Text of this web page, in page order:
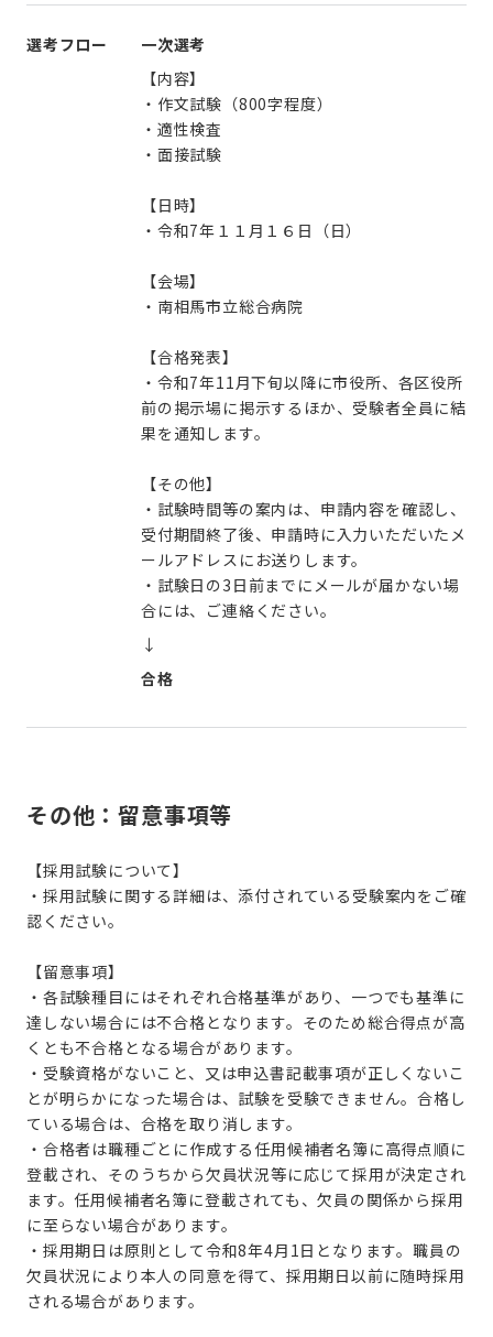
選考フロー
一次選考
【内容】
・作文試験（800字程度）
・適性検査
・面接試験
【日時】
・令和7年１１月１６日（日）
【会場】
・南相馬市立総合病院
【合格発表】
・令和7年11月下旬以降に市役所、各区役所
前の掲示場に掲示するほか、受験者全員に結
果を通知します。
【その他】
・試験時間等の案内は、申請内容を確認し、
受付期間終了後、申請時に入力いただいたメ
ールアドレスにお送りします。
・試験日の3日前までにメールが届かない場
合には、ご連絡ください。
↓
合格
その他：留意事項等
【採用試験について】
・採用試験に関する詳細は、添付されている受験案内をご確
認ください。
【留意事項】
・各試験種目にはそれぞれ合格基準があり、一つでも基準に
達しない場合には不合格となります。そのため総合得点が高
くとも不合格となる場合があります。
・受験資格がないこと、又は申込書記載事項が正しくないこ
とが明らかになった場合は、試験を受験できません。合格し
ている場合は、合格を取り消します。
・合格者は職種ごとに作成する任用候補者名簿に高得点順に
登載され、そのうちから欠員状況等に応じて採用が決定され
ます。任用候補者名簿に登載されても、欠員の関係から採用
に至らない場合があります。
・採用期日は原則として令和8年4月1日となります。職員の
欠員状況により本人の同意を得て、採用期日以前に随時採用
される場合があります。